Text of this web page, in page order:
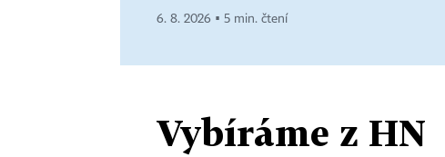
6. 8. 2026 ▪ 5 min. čtení
Vybíráme z HN